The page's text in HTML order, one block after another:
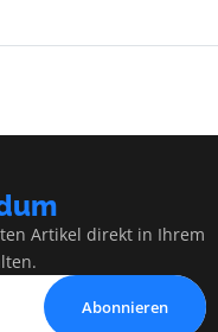
Artikel direkt in Ihrem
Abonnieren